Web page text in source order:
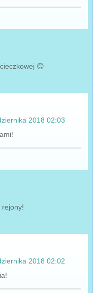
😊
2018 02:03
rejony!
2018 02:02